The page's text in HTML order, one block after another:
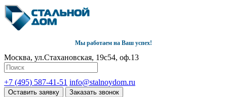
Мы работаем на Ваш успех!
Москва, ул.Стахановская, 19с54, оф.13
+7 (495) 587-41-51 info@stalnoydom.ru
Оставить заявку Заказать звонок